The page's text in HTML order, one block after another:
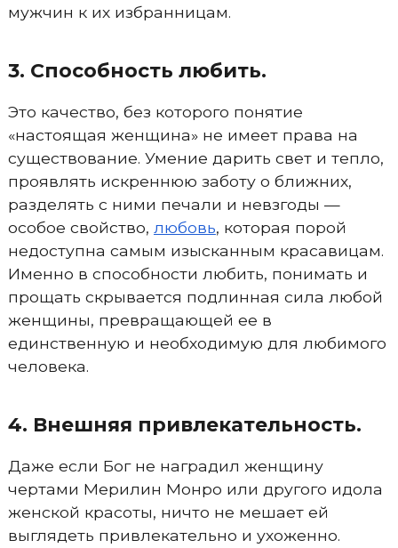
мужчин к их избранницам.
3. Способность любить.
Это качество, без которого понятие
«настоящая женщина» не имеет права на
существование. Умение дарить свет и тепло,
проявлять искреннюю заботу о ближних,
разделять с ними печали и невзгоды —
особое свойство, любовь, которая порой
недоступна самым изысканным красавицам.
Именно в способности любить, понимать и
прощать скрывается подлинная сила любой
женщины, превращающей ее в
единственную и необходимую для любимого
человека.
4. Внешняя привлекательность.
Даже если Бог не наградил женщину
чертами Мерилин Монро или другого идола
женской красоты, ничто не мешает ей
выглядеть привлекательно и ухоженно.